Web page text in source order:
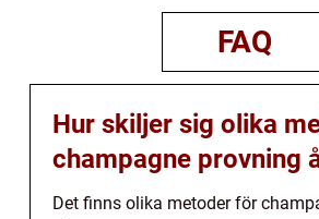
FAQ
Hur skiljer sig olika
champagne provning
Det finns olika metoder för